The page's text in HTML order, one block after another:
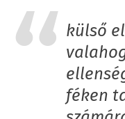
külső
féken